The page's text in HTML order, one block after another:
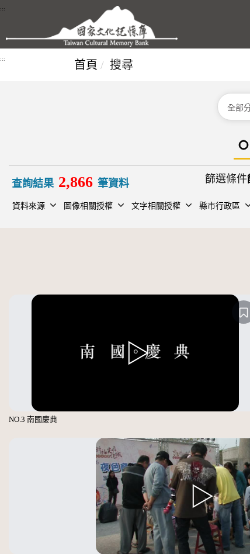
跳到主要內容區塊
:::
::: 首頁 搜尋
分類
查詢結果 2,866 筆資料 篩選條件
資料來源 圖像相關授權 文字相關授權 縣市行政區
NO.3 南國慶典